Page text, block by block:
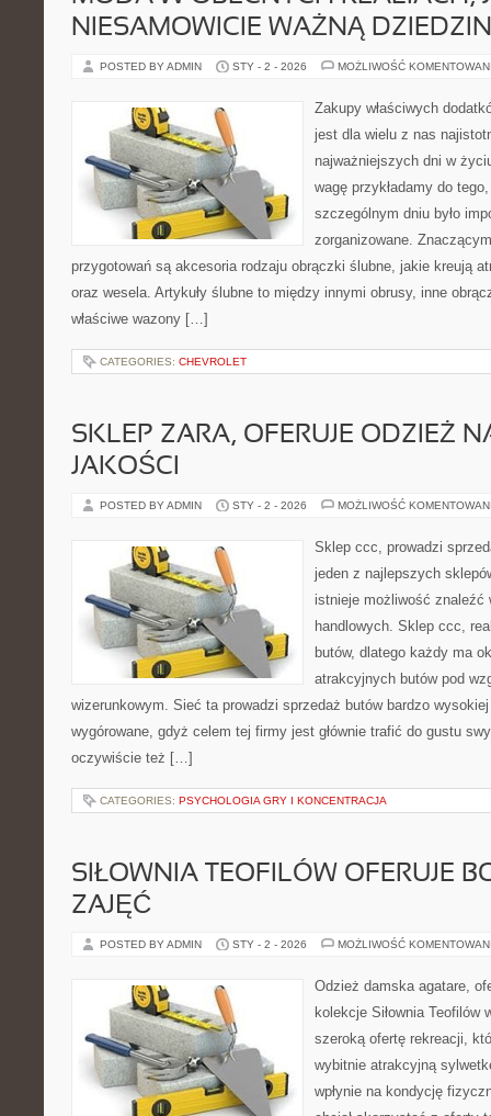
NIESAMOWICIE WAŻNĄ
POSTED BY ADMIN STY - 2 - 2026 MOŻLIWOŚĆ
Zakupy właściwych
jest dla wielu z nas
najważniejszych dni w
wagę przykładamy do
szczególnym dniu było
zorganizowane.
przygotowań są akcesoria rodzaju obrączki ślubne, jakie kreują
oraz wesela. Artykuły ślubne to między innymi obrusy, inne
właściwe wazony […]
CATEGORIES: CHEVROLET
SKLEP ZARA, OFERUJE ODZIEŻ
JAKOŚCI
POSTED BY ADMIN STY - 2 - 2026 MOŻLIWOŚĆ
Sklep ccc, prowadzi
jeden z najlepszych
istnieje możliwość znaleźć
handlowych. Sklep ccc,
butów, dlatego każdy ma
atrakcyjnych butów pod
wizerunkowym. Sieć ta prowadzi sprzedaż butów bardzo
wygórowane, gdyż celem tej firmy jest głównie trafić do gustu
oczywiście też […]
CATEGORIES: PSYCHOLOGIA GRY I KONCENTRACJA
SIŁOWNIA TEOFILÓW OFERUJE
ZAJĘĆ
POSTED BY ADMIN STY - 2 - 2026 MOŻLIWOŚĆ
Odzież damska agatare,
kolekcje Siłownia Teofilów
szeroką ofertę rekreacji,
wybitnie atrakcyjną
wpłynie na kondycję